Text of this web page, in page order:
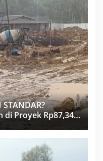
STANDAR?
di Proyek Rp87,34
Pengawas dan